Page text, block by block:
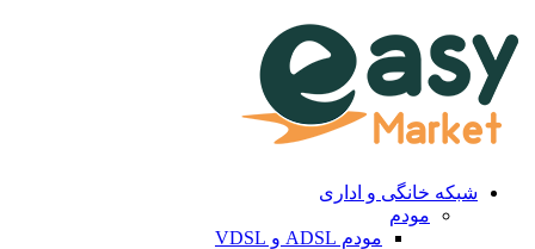
شبکه خانگی و اداری
مودم
مودم ADSL و VDSL